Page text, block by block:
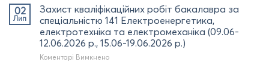
електротехніка
та
електромеханіка»
Артура
ПОСТІЛА
з
ректора
КрНУ
та
НПП
кафедри
САУЕ
02
Лип
Захист кваліфікаційних робіт бакалавра за
спеціальністю 141 Електроенергетика,
електротехніка та електромеханіка (09.06-
12.06.2026 р., 15.06-19.06.2026 р.)
Коментарі Вимкненодо